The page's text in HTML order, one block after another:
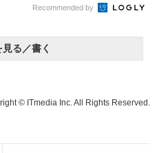
Recommended by
る／書く
© ITmedia Inc. All Rights Reserved.